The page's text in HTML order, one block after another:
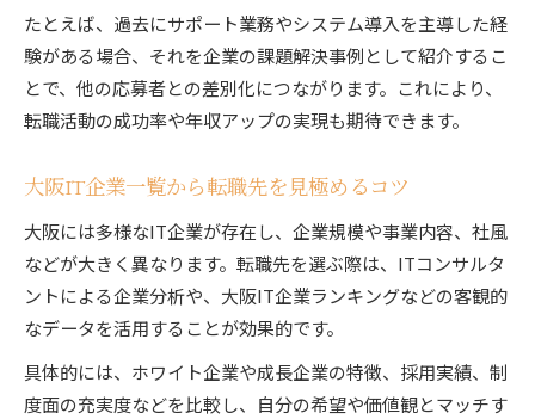
たとえば、過去にサポート業務やシステム導入を主導した経
験がある場合、それを企業の課題解決事例として紹介するこ
とで、他の応募者との差別化につながります。これにより、
転職活動の成功率や年収アップの実現も期待できます。
大阪IT企業一覧から転職先を見極めるコツ
大阪には多様なIT企業が存在し、企業規模や事業内容、社風
などが大きく異なります。転職先を選ぶ際は、ITコンサルタ
ントによる企業分析や、大阪IT企業ランキングなどの客観的
なデータを活用することが効果的です。
具体的には、ホワイト企業や成長企業の特徴、採用実績、制
度面の充実度などを比較し、自分の希望や価値観とマッチす